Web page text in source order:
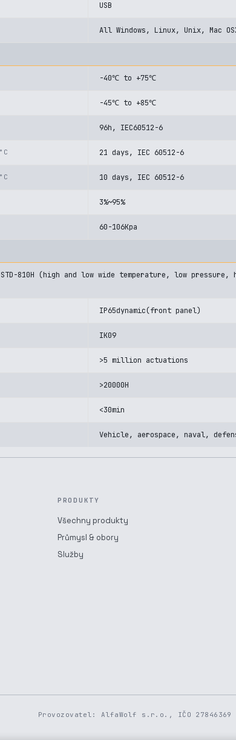
USB
All Windows, Linux, Unix, Mac
-40℃ to +75℃
-45℃ to +85℃
96h, IEC60512-6
21 days, IEC 60512-6
10 days, IEC 60512-6
3%~95%
60-106Kpa
STD-810H (high and low wide temperature, low
IP65dynamic(front panel)
IK09
>5 million actuations
>20000H
<30min
Vehicle, aerospace, naval,
PRODUKTY
Všechny produkty
Průmysl & obory
Služby
Provozovatel: AlfaWolf s.r.o., IČO 27846369